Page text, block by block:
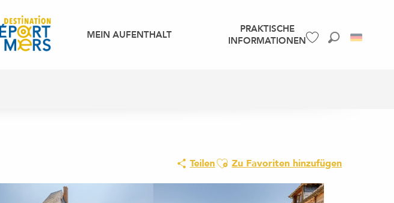
MEIN AUFENTHALT
PRAKTISCHE
INFORMATIONEN
TeilenAjouter aux favoris
Zu Favoriten hinzufügen